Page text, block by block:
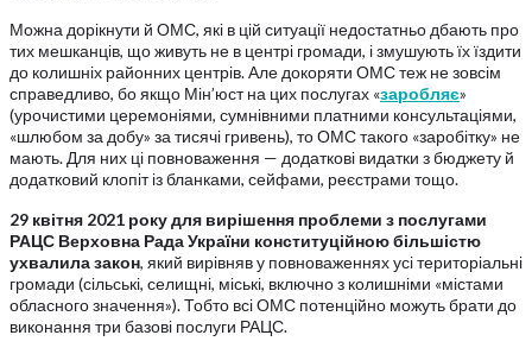
Можна дорікнути й ОМС, які в цій ситуації недостатньо дбають про
тих мешканців, що живуть не в центрі громади, і змушують їх їздити
до колишніх районних центрів. Але докоряти ОМС теж не зовсім
справедливо, бо якщо Мін’юст на цих послугах «заробляє»
(урочистими церемоніями, сумнівними платними консультаціями,
«шлюбом за добу» за тисячі гривень), то ОМС такого «заробітку» не
мають. Для них ці повноваження — додаткові видатки з бюджету й
додатковий клопіт із бланками, сейфами, реєстрами тощо.
29 квітня 2021 року для вирішення проблеми з послугами
РАЦС Верховна Рада України конституційною більшістю
ухвалила закон, який вирівняв у повноваженнях усі територіальні
громади (сільські, селищні, міські, включно з колишніми «містами
обласного значення»). Тобто всі ОМС потенційно можуть брати до
виконання три базові послуги РАЦС.